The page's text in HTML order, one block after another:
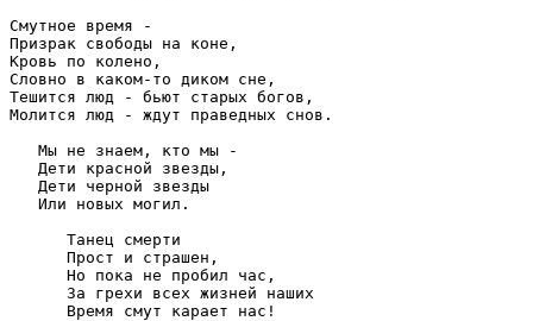
Смутное время -
Призрак свободы на коне,
Кровь по колено,
Словно в каком-то диком сне,
Тешится люд - бьют старых богов,
Молится люд - ждут праведных снов.
   Мы не знаем, кто мы -
   Дети красной звезды,
   Дети черной звезды
   Или новых могил.
      Танец смерти
      Прост и страшен,
      Но пока не пробил час,
      За грехи всех жизней наших
      Время смут карает нас!